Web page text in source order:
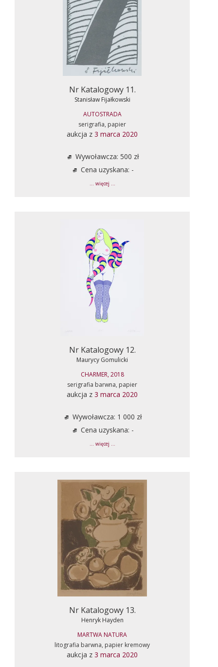
Nr Katalogowy 11.
Stanisław Fijałkowski
AUTOSTRADA
serigrafia, papier
aukcja z 3 marca 2020
Wywoławcza: 500 zł
Cena uzyskana: -
... więcej ...
Nr Katalogowy 12.
Maurycy Gomulicki
CHARMER, 2018
serigrafia barwna, papier
aukcja z 3 marca 2020
Wywoławcza: 1 000 zł
Cena uzyskana: -
... więcej ...
Nr Katalogowy 13.
Henryk Hayden
MARTWA NATURA
litografia barwna, papier kremowy
aukcja z 3 marca 2020